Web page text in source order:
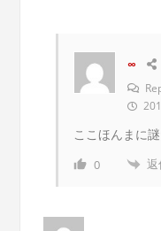
∞
ここほんまに
0